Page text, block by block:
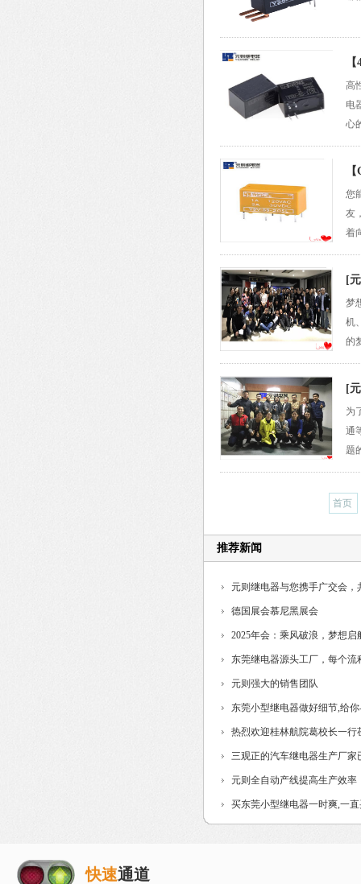
高
电
心
您
友
着
[
梦
机
的
[
为
通
题
首页
推荐新闻
元则继电器与您携手广交会，
德国展会慕尼黑展会
2025年会：乘风破浪，梦想启
东莞继电器源头工厂，每个流
制...元则强大的销售团队
东莞小型继电器做好细节,给
热烈欢迎桂林航院葛校长一行
三观正的汽车继电器生产厂家
元则全自动产线提高生产效率
买东莞小型继电器一时爽,一
快速通道